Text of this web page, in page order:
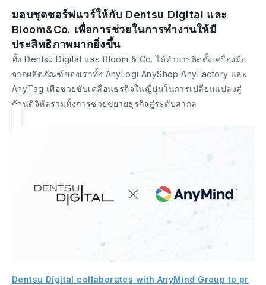
มอบชุดซอร์ฟแวร์ให้กับ Dentsu Digital และ
Bloom&Co. เพื่อการช่วยในการทำงานให้มี
ประสิทธิภาพมากยิ่งขึ้น
ทั้ง Dentsu Digital และ Bloom & Co. ได้ทำการติดตั้งเครื่องมือ
จากผลิตภัณฑ์ของเราทั้ง AnyLogi AnyShop AnyFactory และ
AnyTag เพื่อช่วยขับเคลื่อนธุรกิจในญี่ปุ่นในการเปลี่ยนแปลงสู่
ด้านดิจิทัลรวมทั้งการช่วยขยายธุรกิจสู่ระดับสากล
Dentsu Digital collaborates with AnyMind Group to pr